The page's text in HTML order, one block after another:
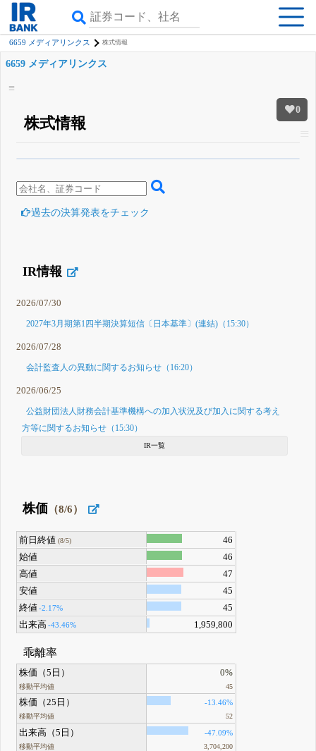
6659 メディアリンクス 株式情報
0
6659 メディアリンクス
株式情報
詳しく見られる無料でβ版をはじめる
登録すると永久30%OFFと米株版の先行利用も付きます
過去の決算発表をチェック
IR情報
2026/07/30
2027年3月期第1四半期決算短信〔日本基準〕(連結)（15:30）
2026/07/28
会計監査人の異動に関するお知らせ（16:20）
2026/06/25
公益財団法人財務会計基準機構への加入状況及び加入に関する考え
方等に関するお知らせ（15:30）
IR一覧
株価 （8/6）
前日終値 (8/5)
46
始値
46
高値
47
安値
45
終値-2.17%
45
出来高 -43.46% 1,959,800
乖離率
株価（5日）
移動平均値
0%
45
株価（25日）
移動平均値
-13.46%
52
出来高（5日）
移動平均値
-47.09%
3,704,200